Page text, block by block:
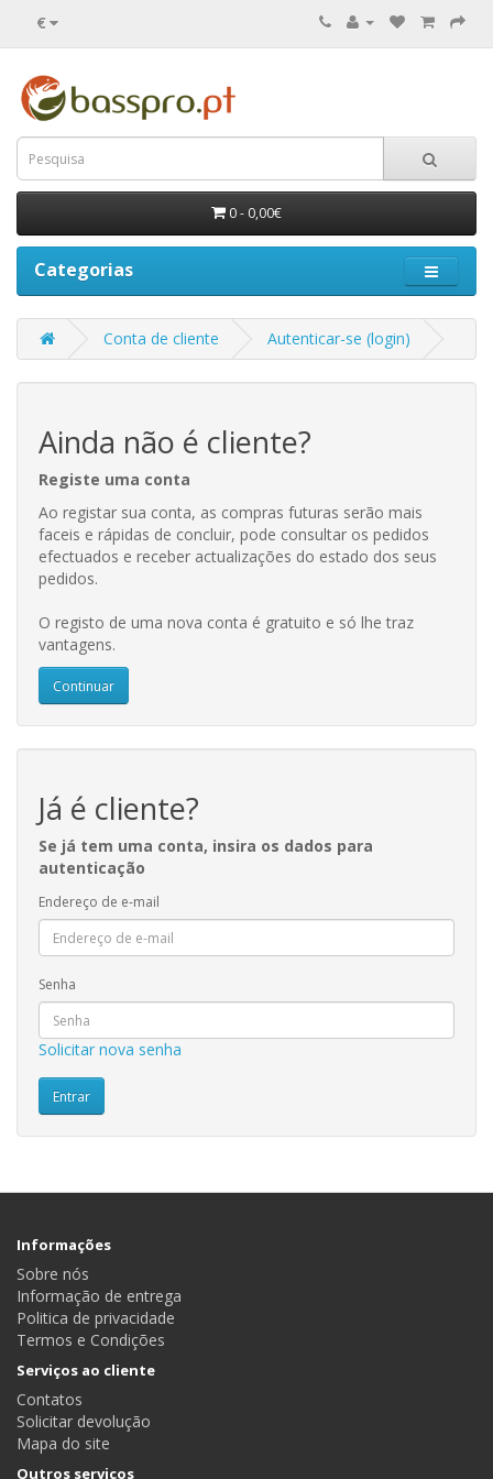
€
0 - 0,00€
Categorias
Conta de cliente Autenticar-se (login)
Ainda não é cliente?
Registe uma conta
Ao registar sua conta, as compras futuras serão mais
faceis e rápidas de concluir, pode consultar os pedidos
efectuados e receber actualizações do estado dos seus
pedidos.
O registo de uma nova conta é gratuito e só lhe traz
vantagens.
Continuar
Já é cliente?
Se já tem uma conta, insira os dados para
autenticação
Endereço de e-mail
Senha
Solicitar nova senha
Informações
Sobre nós
Informação de entrega
Politica de privacidade
Termos e Condições
Serviços ao cliente
Contatos
Solicitar devolução
Mapa do site
Outros serviços